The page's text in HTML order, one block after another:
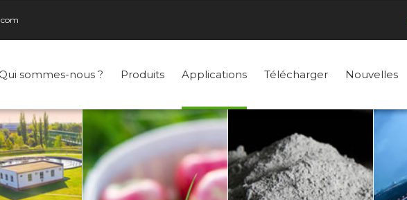
Qui sommes-nous ? Produits Applications Télécharger Nouvelles